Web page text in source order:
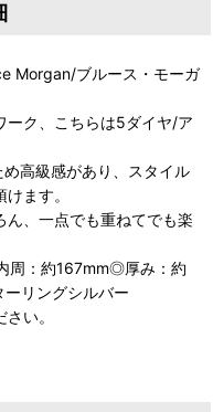
Morgan/ブルース・モーガ
ーク、こちらは5ダイヤ/ア
高級感があり、スタイル
ます。
ん、一点でも重ねてでも楽
：約167mm◎厚み：約
リングシルバー
い。